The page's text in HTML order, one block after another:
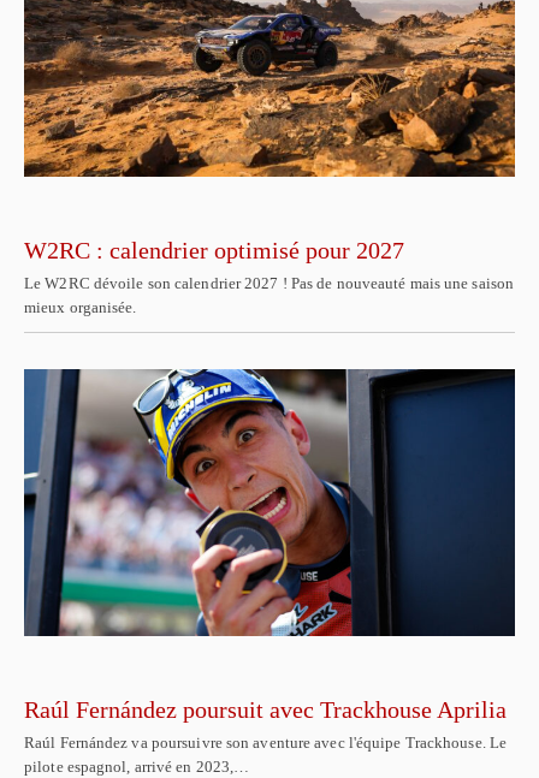
W2RC : calendrier optimisé pour 2027
Le W2RC dévoile son calendrier 2027 ! Pas de nouveauté mais une saison
mieux organisée.
Raúl Fernández poursuit avec Trackhouse Aprilia
Raúl Fernández va poursuivre son aventure avec l'équipe Trackhouse. Le
pilote espagnol, arrivé en 2023,…